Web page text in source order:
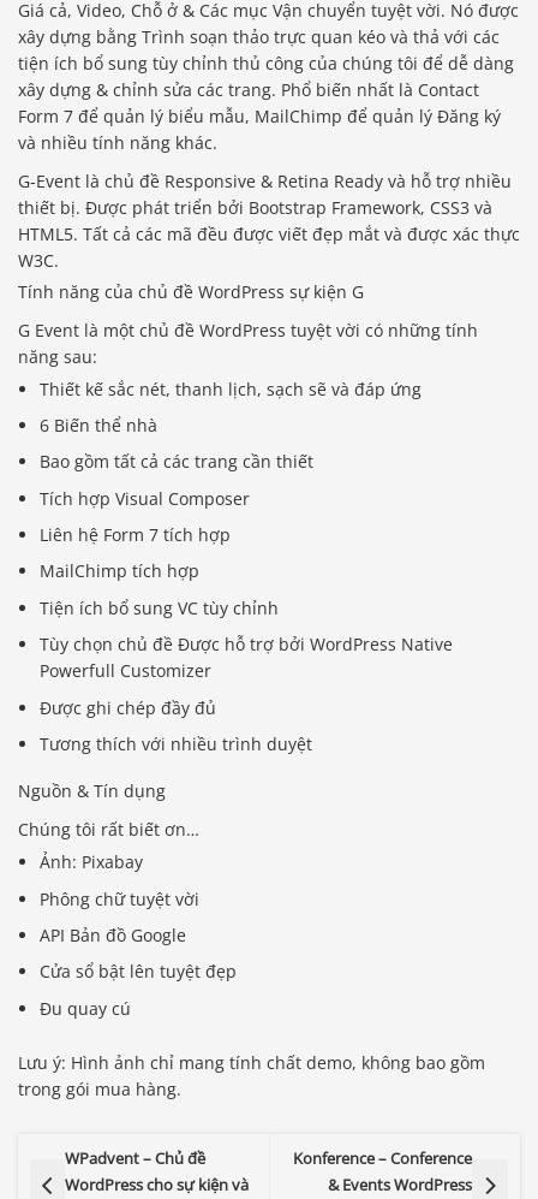
Giá cả, Video, Chỗ ở & Các mục Vận chuyển tuyệt vời. Nó được
xây dựng bằng Trình soạn thảo trực quan kéo và thả với các
tiện ích bổ sung tùy chỉnh thủ công của chúng tôi để dễ dàng
xây dựng & chỉnh sửa các trang. Phổ biến nhất là Contact
Form 7 để quản lý biểu mẫu, MailChimp để quản lý Đăng ký
và nhiều tính năng khác.
G-Event là chủ đề Responsive & Retina Ready và hỗ trợ nhiều
thiết bị. Được phát triển bởi Bootstrap Framework, CSS3 và
HTML5. Tất cả các mã đều được viết đẹp mắt và được xác thực
W3C.
Tính năng của chủ đề WordPress sự kiện G
G Event là một chủ đề WordPress tuyệt vời có những tính
năng sau:
Thiết kế sắc nét, thanh lịch, sạch sẽ và đáp ứng
6 Biến thể nhà
Bao gồm tất cả các trang cần thiết
Tích hợp Visual Composer
Liên hệ Form 7 tích hợp
MailChimp tích hợp
Tiện ích bổ sung VC tùy chỉnh
Tùy chọn chủ đề Được hỗ trợ bởi WordPress Native
Powerfull Customizer
Được ghi chép đầy đủ
Tương thích với nhiều trình duyệt
Nguồn & Tín dụng
Chúng tôi rất biết ơn…
Ảnh: Pixabay
Phông chữ tuyệt vời
API Bản đồ Google
Cửa sổ bật lên tuyệt đẹp
Đu quay cú
Lưu ý: Hình ảnh chỉ mang tính chất demo, không bao gồm
trong gói mua hàng.
WPadvent – Chủ đề
WordPress cho sự kiện và
Konference – Conference
& Events WordPress